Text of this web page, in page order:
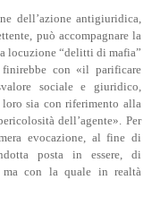
dell’azione antigiuridica,
può accompagnare la
locuzione “delitti di mafia”
finirebbe con «il parificare
sociale e giuridico,
sia con riferimento alla
dell’agente». Per
evocazione, al fine di
posta in essere, di
ma con la quale in realtà